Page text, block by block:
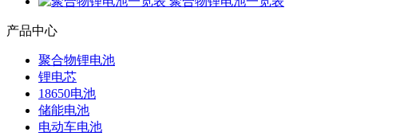
产品中心
聚合物锂电池
锂电芯
18650电池
储能电池
电动车电池